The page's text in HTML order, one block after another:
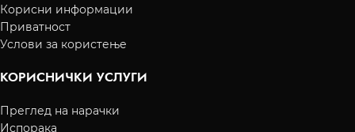
Корисни информации
Приватност
Услови за користење
КОРИСНИЧКИ УСЛУГИ
Преглед на нарачки
Испорака